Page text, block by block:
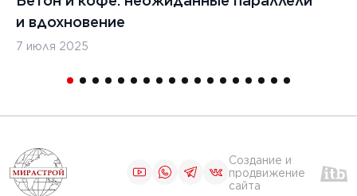
и вдохновение
7 июля 2025
Создание и
продвижение
сайта